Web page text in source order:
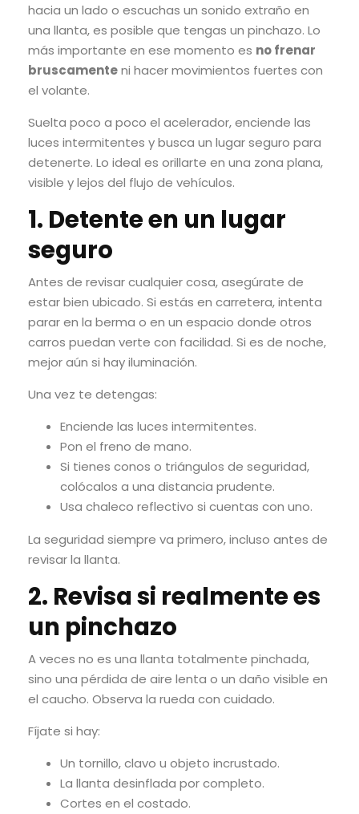
hacia un lado o escuchas un sonido extraño en
una llanta, es posible que tengas un pinchazo. Lo
más importante en ese momento es no frenar
bruscamenteni hacer movimientos fuertes con
el volante.
Suelta poco a poco el acelerador, enciende las
luces intermitentes y busca un lugar seguro para
detenerte. Lo ideal es orillarte en una zona plana,
visible y lejos del flujo de vehículos.
1. Detente en un lugar
seguro
Antes de revisar cualquier cosa, asegúrate de
estar bien ubicado. Si estás en carretera, intenta
parar en la berma o en un espacio donde otros
carros puedan verte con facilidad. Si es de noche,
mejor aún si hay iluminación.
Una vez te detengas:
Enciende las luces intermitentes.
Pon el freno de mano.
Si tienes conos o triángulos de seguridad,
colócalos a una distancia prudente.
Usa chaleco reflectivo si cuentas con uno.
La seguridad siempre va primero, incluso antes de
revisar la llanta.
2. Revisa si realmente es
un pinchazo
A veces no es una llanta totalmente pinchada,
sino una pérdida de aire lenta o un daño visible en
el caucho. Observa la rueda con cuidado.
Fíjate si hay:
Un tornillo, clavo u objeto incrustado.
La llanta desinflada por completo.
Cortes en el costado.